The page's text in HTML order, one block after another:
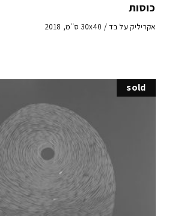
כוסות
אקריליק על בד / 30x40 ס"מ, 2018
sold